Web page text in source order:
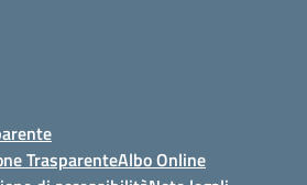
TrasparenteAlbo Online